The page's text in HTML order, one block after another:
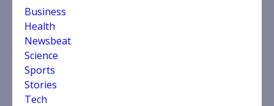
Business
Health
Newsbeat
Science
Sports
Stories
Tech